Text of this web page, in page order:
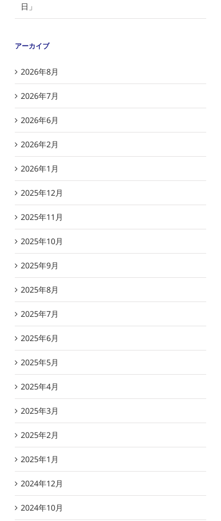
日」
アーカイブ
2026年8月
2026年7月
2026年6月
2026年2月
2026年1月
2025年12月
2025年11月
2025年10月
2025年9月
2025年8月
2025年7月
2025年6月
2025年5月
2025年4月
2025年3月
2025年2月
2025年1月
2024年12月
2024年10月